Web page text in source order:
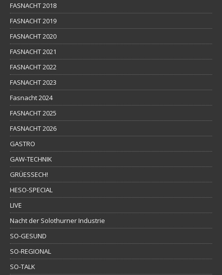
FASNACHT 2018
FASNACHT 2019
FASNACHT 2020
FASNACHT 2021
FASNACHT 2022
FASNACHT 2023
Fasnacht 2024
FASNACHT 2025
FASNACHT 2026
GASTRO
GAW-TECHNIK
GRÜESSECH!
HESO-SPECIAL
LIVE
Nacht der Solothurner Industrie
SO-GESUND
SO-REGIONAL
SO-TALK